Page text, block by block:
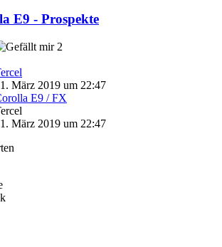
E9 - Prospekte
2
März 2019 um 22:47
E9 / FX
März 2019 um 22:47